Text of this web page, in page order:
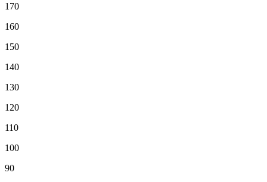
170
160
150
140
130
120
110
100
90